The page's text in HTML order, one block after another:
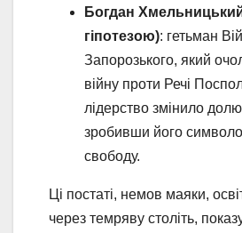
Богдан
гіпотезою): гетьман
Запорозького, який
війну проти Речі
лідерство змінило
зробивши його
свободу.
Ці постаті, немов маяки,
через темряву століть,